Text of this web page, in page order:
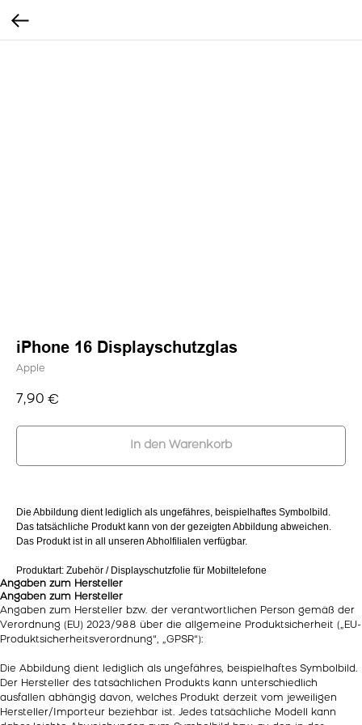
iPhone 16 Displayschutzglas
Apple
7,90 €
In den Warenkorb
Die Abbildung dient lediglich als ungefähres, beispielhaftes Symbolbild.
Das tatsächliche Produkt kann von der gezeigten Abbildung abweichen.
Das Produkt ist in all unseren Abholfilialen verfügbar.
Produktart: Zubehör / Displayschutzfolie für Mobiltelefone
Angaben zum Hersteller
Angaben zum Hersteller
Angaben zum Hersteller bzw. der verantwortlichen Person gemäß der
Verordnung (EU) 2023/988 über die allgemeine Produktsicherheit („EU-
Produktsicherheitsverordnung“, „GPSR“):
Die Abbildung dient lediglich als ungefähres, beispielhaftes Symbolbild.
Der Hersteller des tatsächlichen Produkts kann unterschiedlich
ausfallen abhängig davon, welches Produkt derzeit vom jeweiligen
Hersteller/Importeur beziehbar ist. Jedes tatsächliche Modell kann